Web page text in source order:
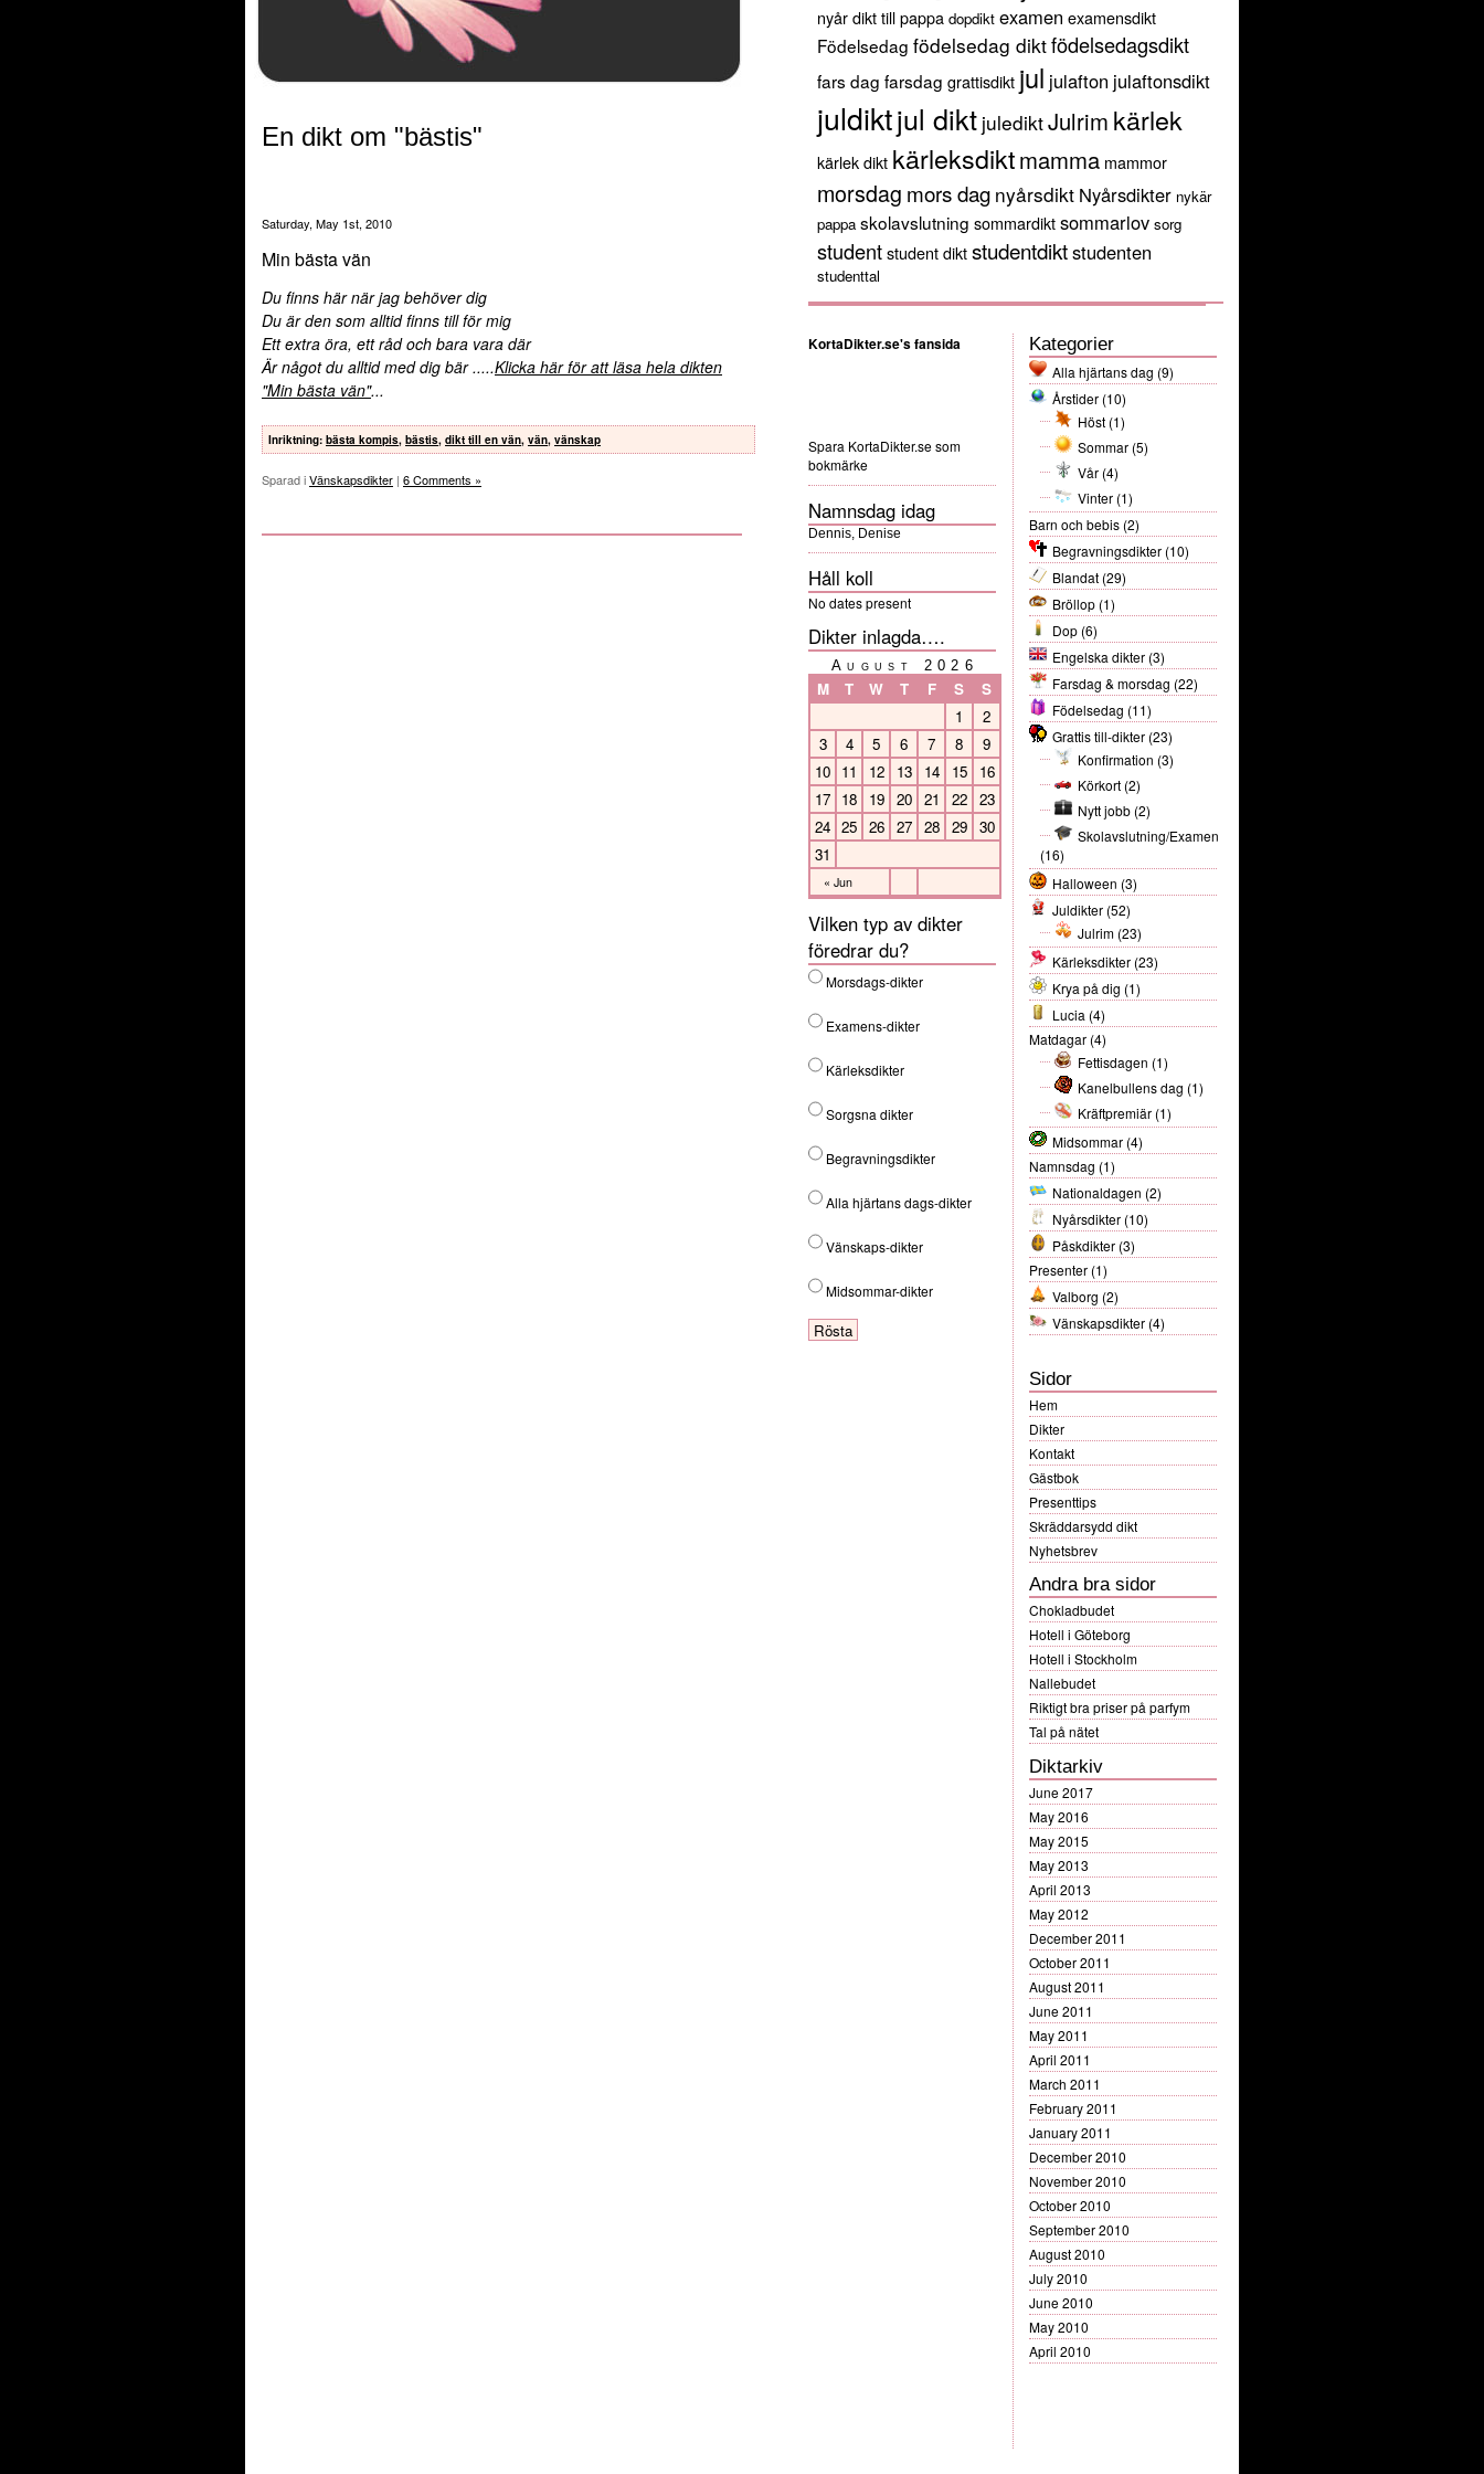
En dikt om "bästis"
Saturday, May 1st, 2010
Min bästa vän
Du finns här när jag behöver dig
Du är den som alltid finns till för mig
Ett extra öra, ett råd och bara vara där
Är något du alltid med dig bär.....Klicka här för att läsa hela dikten
"Min bästa vän"...
Inriktning: bästa kompis, bästis, dikt till en vän, vän, vänskap
Sparad iVänskapsdikter | 6 Comments »
nyårdikt till pappa dopdikt examen examensdikt
Födelsedag födelsedag diktfödelsedagsdikt
fars dag farsdag grattisdikt jul julafton julaftonsdikt
juldiktjul dikt julediktJulrim kärlek
kärlek dikt kärleksdiktmamma mammor
morsdag mors dag nyårsdikt Nyårsdikter nykär
pappa skolavslutning sommardiktsommarlov sorg
studentstudent diktstudentdiktstudenten
studenttal
Kategorier
Alla hjärtans dag (9)
Årstider (10)
Höst (1)
Sommar (5)
Vår (4)
Vinter (1)
Barn och bebis (2)
Begravningsdikter (10)
Blandat (29)
Bröllop (1)
Dop (6)
Engelska dikter (3)
Farsdag & morsdag (22)
Födelsedag (11)
Grattis till-dikter (23)
Konfirmation (3)
Körkort (2)
Nytt jobb (2)
Skolavslutning/Examen
(16)
Halloween (3)
Juldikter (52)
Julrim (23)
Kärleksdikter (23)
Krya på dig (1)
Lucia (4)
Matdagar (4)
Fettisdagen (1)
Kanelbullens dag (1)
Kräftpremiär (1)
Midsommar (4)
Namnsdag (1)
Nationaldagen (2)
Nyårsdikter (10)
Påskdikter (3)
Presenter (1)
Valborg (2)
Vänskapsdikter (4)
Sidor
Hem
Dikter
Kontakt
Gästbok
Presenttips
Skräddarsydd dikt
Nyhetsbrev
Andra bra sidor
Chokladbudet
Hotell i Göteborg
Hotell i Stockholm
Nallebudet
Riktigt bra priser på parfym
Tal på nätet
Diktarkiv
June 2017
May 2016
May 2015
May 2013
April 2013
May 2012
December 2011
October 2011
August 2011
June 2011
May 2011
April 2011
March 2011
February 2011
January 2011
December 2010
November 2010
October 2010
September 2010
August 2010
July 2010
June 2010
May 2010
April 2010
KortaDikter.se's fansida
Spara KortaDikter.se som
bokmärke
Namnsdag idag
Dennis, Denise
Håll koll
No dates present
Dikter inlagda….
August 2026
M T W T F S S
« Jun
1
2
3
4 5 6 7 8
9
10 11 12 13 14 15
16
17 18 19 20 21 22
23
24 25 26 27 28 29
30
31
Vilken typ av dikter
föredrar du?
Morsdags-dikter
Examens-dikter
Kärleksdikter
Sorgsna dikter
Begravningsdikter
Alla hjärtans dags-dikter
Vänskaps-dikter
Midsommar-dikter